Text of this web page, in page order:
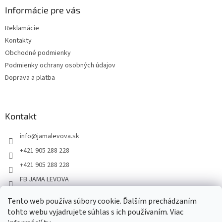
Tento web používa súbory cookie. Ďalším prechádzaním
tohto webu vyjadrujete súhlas s ich používaním. Viac
Informácie pre vás
Reklamácie
Kontakty
Obchodné podmienky
Podmienky ochrany osobných údajov
Doprava a platba
Kontakt
info@jamalevova.sk
+421 905 288 228
+421 905 288 228
FB JAMA LEVOVA
JamaLevova